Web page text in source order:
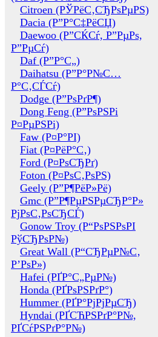
Citroen (РЎРёС‚СЂРѕРµРЅ)
Dacia (Р”Р°С‡РёСЏ)
Daewoo (Р”СЌСѓ, Р”РµРѕ,
Р”РµСѓ)
Daf (Р”Р°С„)
Daihatsu (Р”Р°Р№С…
Р°С‚СЃСѓ)
Dodge (Р”РѕРґР¶)
Dong Feng (Р”РѕРЅРі
Р¤РµРЅРі)
Faw (Р¤Р°РІ)
Fiat (Р¤РёР°С‚)
Ford (Р¤РѕСЂРґ)
Foton (Р¤РѕС‚РѕРЅ)
Geely (Р”Р¶РёР»Рё)
Gmc (Р”Р¶РµРЅРµСЂР°Р»
РјРѕС‚РѕСЂСЃ)
Gonow Troy (Р“РѕРЅРѕРІ
РўСЂРѕР№)
Great Wall (Р“СЂРµР№С‚
Р’РѕР»)
Hafei (РҐР°С„РµР№)
Honda (РҐРѕРЅРґР°)
Hummer (РҐР°РјРјРµСЂ)
Hyndai (РҐСЋРЅРґР°Р№,
РҐСѓРЅРґР°Р№)